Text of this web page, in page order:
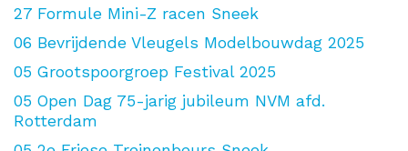
27 Formule Mini-Z racen Sneek
06 Bevrijdende Vleugels Modelbouwdag 2025
05 Grootspoorgroep Festival 2025
05 Open Dag 75-jarig jubileum NVM afd.
Rotterdam